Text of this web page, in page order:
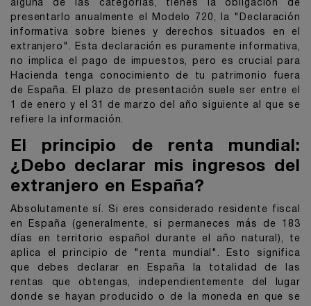
alguna de las categorías, tienes la obligación de
presentarlo anualmente el Modelo 720, la "Declaración
informativa sobre bienes y derechos situados en el
extranjero". Esta declaración es puramente informativa,
no implica el pago de impuestos, pero es crucial para
Hacienda tenga conocimiento de tu patrimonio fuera
de España. El plazo de presentación suele ser entre el
1 de enero y el 31 de marzo del año siguiente al que se
refiere la información.
El principio de renta mundial:
¿Debo declarar mis ingresos del
extranjero en España?
Absolutamente sí. Si eres considerado residente fiscal
en España (generalmente, si permaneces más de 183
días en territorio español durante el año natural), te
aplica el principio de "renta mundial". Esto significa
que debes declarar en España la totalidad de las
rentas que obtengas, independientemente del lugar
donde se hayan producido o de la moneda en que se